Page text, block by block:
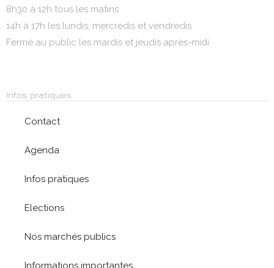
8h30 à 12h tous les matins
14h à 17h les lundis, mercredis et vendredis
Fermé au public les mardis et jeudis après-midi
Infos pratiques
Contact
Agenda
Infos pratiques
Elections
Nos marchés publics
Informations importantes